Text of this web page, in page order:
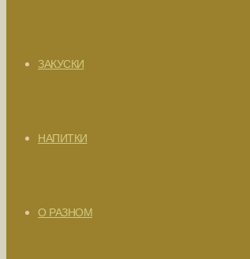
ЗАКУСКИ
НАПИТКИ
О РАЗНОМ